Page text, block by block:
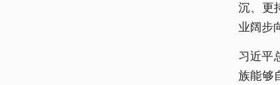
沉、更
业阔
习近平
族能够